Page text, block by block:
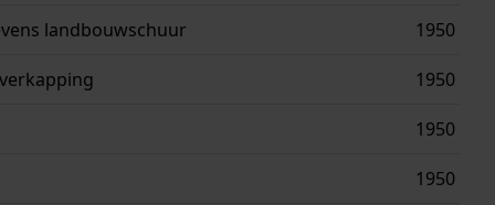
landbouwschuur 1950
1950
1950
1950